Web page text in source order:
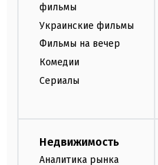
фильмы
Украинские фильмы
Фильмы на вечер
Комедии
Сериалы
Недвижимость
Аналитика рынка